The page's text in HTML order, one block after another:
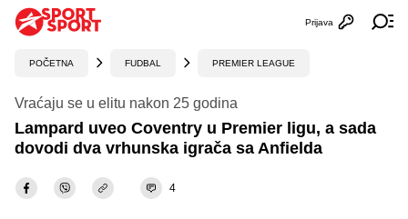
Otvori
Prijava
POČETNA FUDBAL PREMIER LEAGUE
Vraćaju se u elitu nakon 25 godina
Lampard uveo Coventry u Premier ligu, a sada
dovodi dva vrhunska igrača sa Anfielda
4